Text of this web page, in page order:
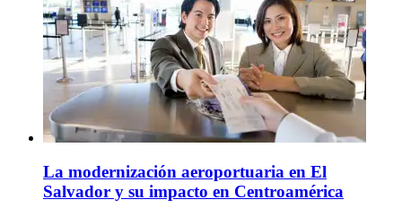
La modernización aeroportuaria en El
Salvador y su impacto en Centroamérica